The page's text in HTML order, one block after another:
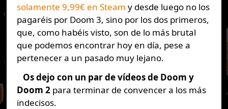
solamente 9,99€ en Steam y desde luego no los
pagaréis por Doom 3, sino por los dos primeros,
que, como habéis visto, son de lo más brutal
que podemos encontrar hoy en día, pese a
pertenecer a un pasado muy lejano.
Os dejo con un par de vídeos de Doom y
Doom 2para terminar de convencer a los más
indecisos.